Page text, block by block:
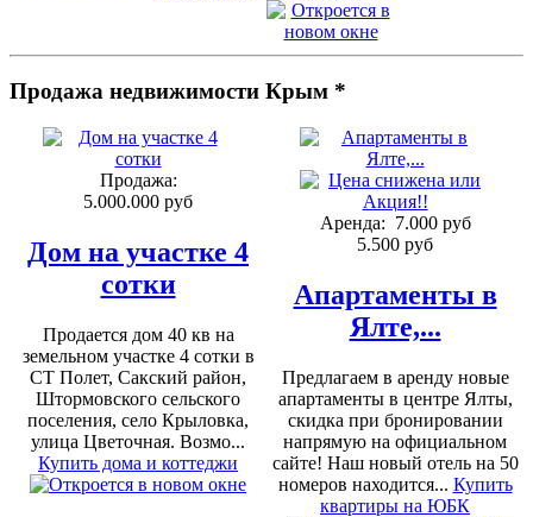
Продажа недвижимости Крым *
Продажа:
5.000.000 руб
Дом на участке 4
сотки
Продается дом 40 кв на
земельном участке 4 сотки в
СТ Полет, Сакский район,
Штормовского сельского
поселения, село Крыловка,
улица Цветочная. Возмо...
Купить дома и коттеджи
Аренда: 7.000 руб
5.500 руб
Апартаменты в
Ялте,...
Предлагаем в аренду новые
апартаменты в центре Ялты,
скидка при бронировании
напрямую на официальном
сайте! Наш новый отель на 50
номеров находится... Купить
квартиры на ЮБК